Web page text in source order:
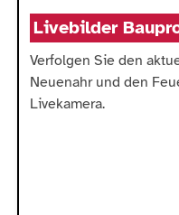
Livebilder
Verfolgen Sie den
Neuenahr und den
Livekamera.